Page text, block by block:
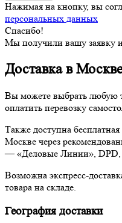
Нажимая на кнопку, вы
персональных данных
Спасибо!
Мы получили вашу заявку
Доставка в
Вы можете выбрать любую
оплатить перевозку
Также доступна
Москве через
— «Деловые Линии»,
Возможна экспресс-
товара на складе.
География доставки